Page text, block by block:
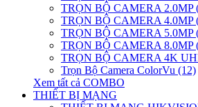
TRỌN BỘ CAMERA 2.0MP
TRỌN BỘ CAMERA 4.0MP
TRỌN BỘ CAMERA 5.0MP
TRỌN BỘ CAMERA 8.0MP
TRỌN BỘ CAMERA 4K
Trọn Bộ Camera ColorVu (12)
Xem tất cả COMBO
THIẾT BỊ MẠNG